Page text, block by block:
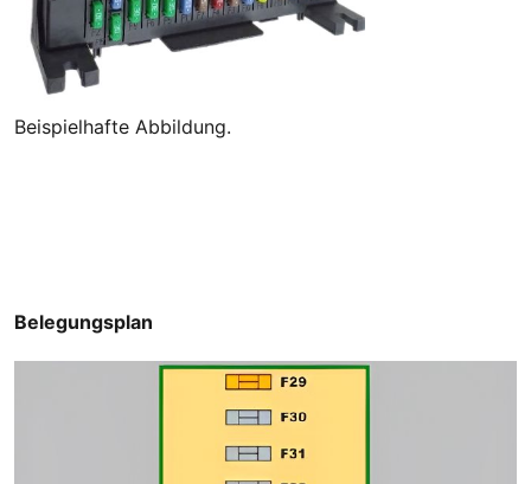
Beispielhafte Abbildung.
Belegungsplan